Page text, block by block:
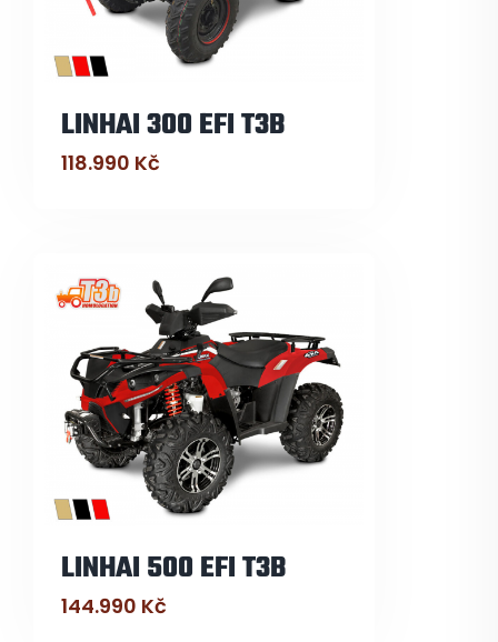
LINHAI 300 EFI T3B
118.990 Kč
LINHAI 500 EFI T3B
144.990 Kč